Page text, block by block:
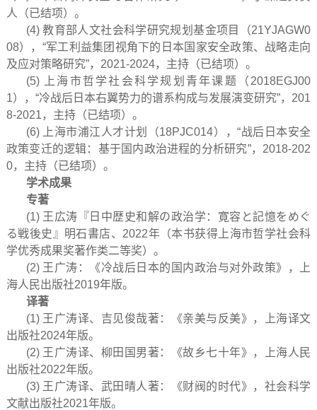
人（已结项）。
(4) 教育部人文社会科学研究规划基金项目（21YJAGW0
08），“军工利益集团视角下的日本国家安全政策、战略走向
及应对策略研究”，2021-2024，主持（已结项）。
(5) 上海市哲学社会科学规划青年课题（2018EGJ00
1），“冷战后日本右翼势力的谱系构成与发展演变研究”，201
8-2021，主持（已结项）。
(6) 上海市浦江人才计划（18PJC014），“战后日本安全
政策变迁的逻辑：基于国内政治进程的分析研究”，2018-202
0，主持（已结项）。
学术成果
专著
(1) 王広涛『日中歴史和解の政治学：寛容と記憶をめぐ
る戦後史』明石書店、2022年（本书获得上海市哲学社会科
学优秀成果奖著作类二等奖）。
(2) 王广涛：《冷战后日本的国内政治与对外政策》，上
海人民出版社2019年版。
译著
(1) 王广涛译、吉见俊哉著：《亲美与反美》，上海译文
出版社2024年版。
(2) 王广涛译、柳田国男著：《故乡七十年》，上海人民
出版社2022年版。
(3) 王广涛译、武田晴人著：《财阀的时代》，社会科学
文献出版社2021年版。